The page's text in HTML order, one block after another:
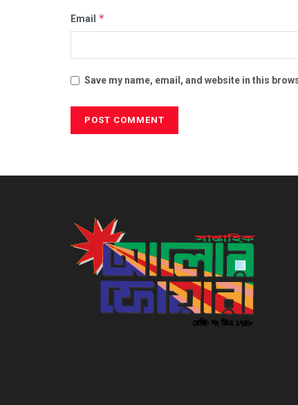
Email *
Save my name, email, and website in this